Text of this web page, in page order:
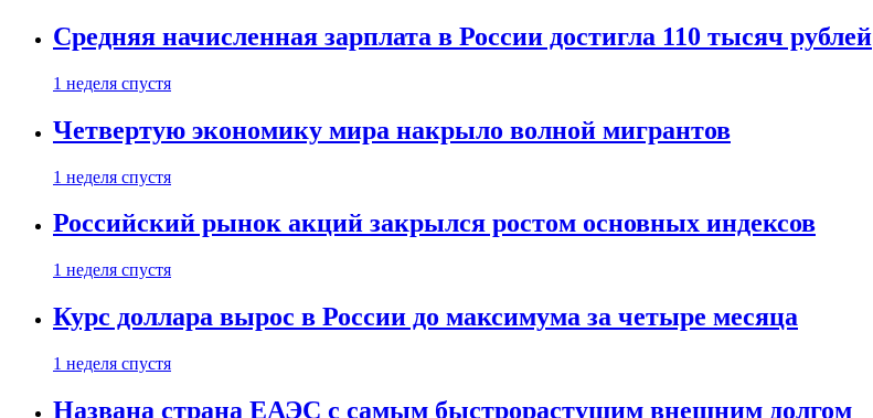
Средняя начисленная зарплата в России достигла 110 тысяч рублей
1 неделя спустя
Четвертую экономику мира накрыло волной мигрантов
1 неделя спустя
Российский рынок акций закрылся ростом основных индексов
1 неделя спустя
Курс доллара вырос в России до максимума за четыре месяца
1 неделя спустя
Названа страна ЕАЭС с самым быстрорастущим внешним долгом